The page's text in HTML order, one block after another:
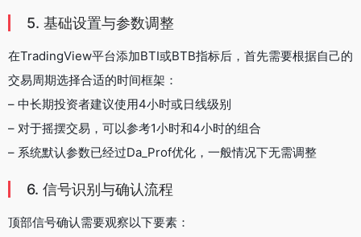
5. 基础设置与参数调整
在TradingView平台添加BTI或BTB指标后，首先需要根据自己的
交易周期选择合适的时间框架：
– 中长期投资者建议使用4小时或日线级别
– 对于摇摆交易，可以参考1小时和4小时的组合
– 系统默认参数已经过Da_Prof优化，一般情况下无需调整
6. 信号识别与确认流程
顶部信号确认需要观察以下要素：